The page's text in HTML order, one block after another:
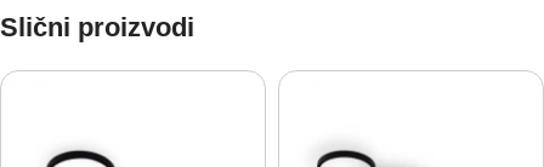
Slični proizvodi